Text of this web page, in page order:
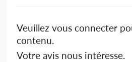
Veuillez vous connecter
contenu.
Votre avis nous intéresse.